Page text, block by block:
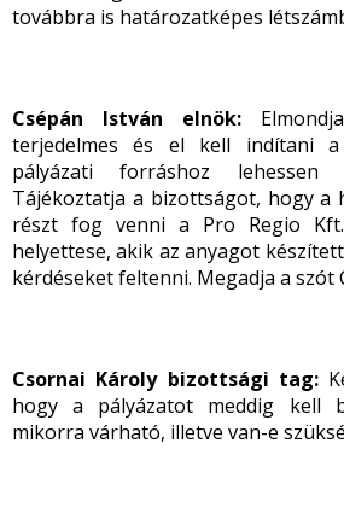
továbbra is határozatképes
Csépán István elnök:
terjedelmes és el kell indítani
pályázati forráshoz
Tájékoztatja a bizottságot, hogy a
részt fog venni a Pro Regio
helyettese, akik az anyagot
kérdéseket feltenni. Megadja a szót
Csornai Károly bizottsági tag:
hogy a pályázatot meddig kell
mikorra várható, illetve van-e